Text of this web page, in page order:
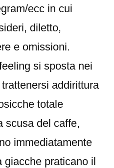
ecc in cui
diletto,
e omissioni.
si sposta nei
addirittura
totale
scusa del caffe,
immediatamente
giacche praticano il